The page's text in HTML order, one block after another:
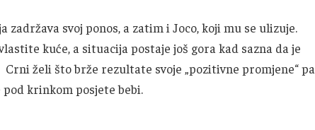
zadržava svoj ponos, a zatim i Joco, koji mu se ulizuje.
kuće, a situacija postaje još gora kad sazna da je
želi što brže rezultate svoje „pozitivne promjene“ pa
krinkom posjete bebi.